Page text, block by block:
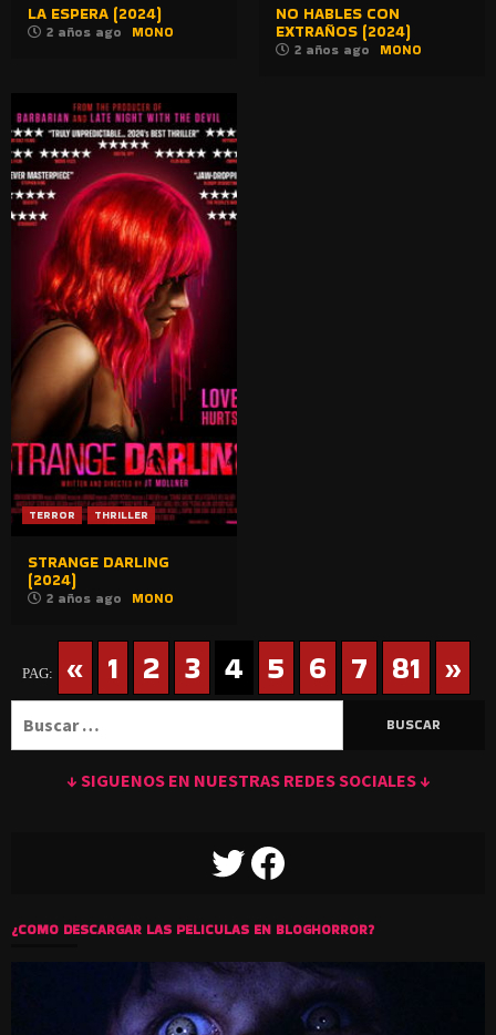
LA ESPERA (2024)
2 años ago MONO
NO HABLES CON
EXTRAÑOS (2024)
2 años ago MONO
TERROR THRILLER
STRANGE DARLING
(2024)
2 años ago MONO
PAG: « 1 2 3 4 5 6 7 81 »
↓ SIGUENOS EN NUESTRAS REDES SOCIALES ↓
TWITTERFACEBOOK
¿COMO DESCARGAR LAS PELICULAS EN BLOGHORROR?